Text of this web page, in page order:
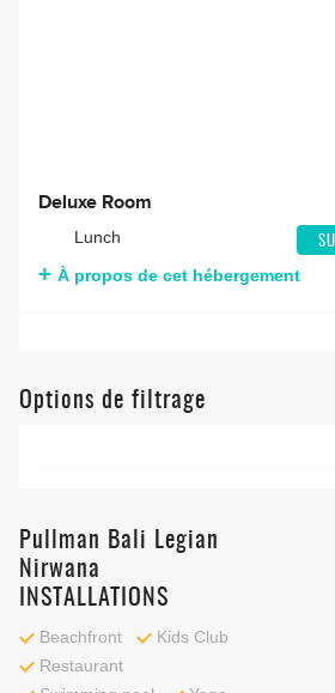
Deluxe Room
Lunch
À propos de cet hébergement
Options de filtrage
Pullman Bali Legian
Nirwana
INSTALLATIONS
Beachfront
Kids Club
Restaurant